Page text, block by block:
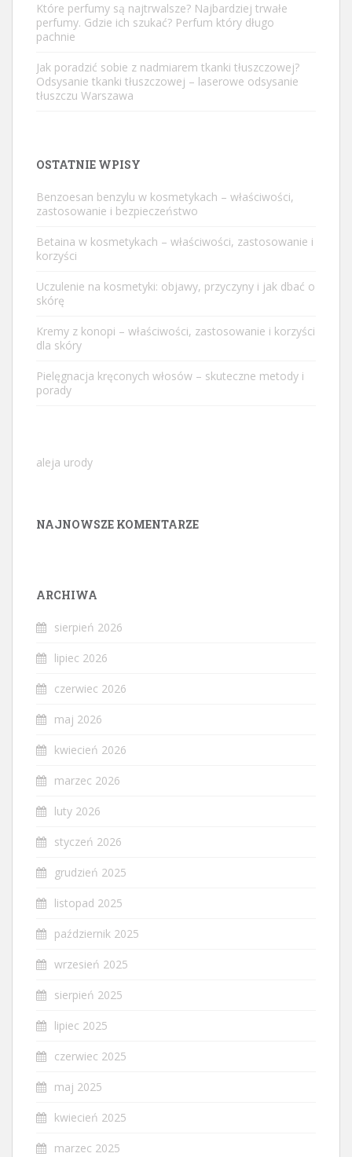
Które perfumy są najtrwalsze? Najbardziej trwałe
perfumy. Gdzie ich szukać? Perfum który długo
pachnie
Jak poradzić sobie z nadmiarem tkanki tłuszczowej?
Odsysanie tkanki tłuszczowej – laserowe odsysanie
tłuszczu Warszawa
OSTATNIE WPISY
Benzoesan benzylu w kosmetykach – właściwości,
zastosowanie i bezpieczeństwo
Betaina w kosmetykach – właściwości, zastosowanie i
korzyści
Uczulenie na kosmetyki: objawy, przyczyny i jak dbać o
skórę
Kremy z konopi – właściwości, zastosowanie i korzyści
dla skóry
Pielęgnacja kręconych włosów – skuteczne metody i
porady
aleja urody
NAJNOWSZE KOMENTARZE
ARCHIWA
sierpień 2026
lipiec 2026
czerwiec 2026
maj 2026
kwiecień 2026
marzec 2026
luty 2026
styczeń 2026
grudzień 2025
listopad 2025
październik 2025
wrzesień 2025
sierpień 2025
lipiec 2025
czerwiec 2025
maj 2025
kwiecień 2025
marzec 2025